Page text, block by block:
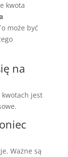
kwota
może być
na
kwotach jest
Ważne są